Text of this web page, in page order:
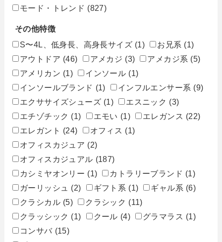
モード・トレンド (827)
その他特徴
S〜4L、低身長、高身長サイズ (1) お兄系 (1)
アウトドア (46) アメカジ (3) アメカジ系 (5)
アメリカン (1) インソール (1)
インソールブランド (1) インフルエンサー系 (9)
エクササイズシューズ (1) エスニック (3)
エチゾチック (1) エモい (1) エレガンス (22)
エレガント (24) オフィス (1)
オフィスカジュア (2)
オフィスカジュアル (187)
カシミヤオンリー (1) カトラリーブランド (1)
ガーリッシュ
(2) ギフト系 (1) ギャル系 (6)
クラシカル (5) クラシック (11)
クラッシック (1) クール (4) グラマラス (1)
コンサバ (15)